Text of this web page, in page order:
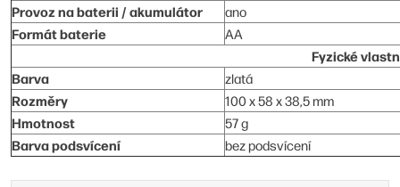
Provoz na baterii / akumulátor
ano
Formát baterie AA
Fyzické
Barva
zlatá
Rozměry 100 x 58 x 38,5 mm
Hmotnost 57 g
Barva podsvícení bez podsvícení